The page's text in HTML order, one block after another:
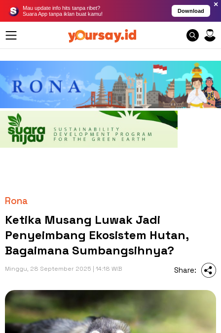
Mau update info hits tanpa ribet?
Suara App tanpa iklan buat kamu!
Download
×
Rona
Ketika Musang Luwak Jadi
Penyeimbang Ekosistem Hutan,
Bagaimana Sumbangsihnya?
Minggu, 28 September 2025 | 14:18 WIB Share: